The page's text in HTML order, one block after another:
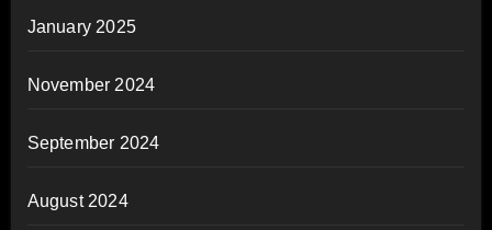
January 2025
November 2024
September 2024
August 2024